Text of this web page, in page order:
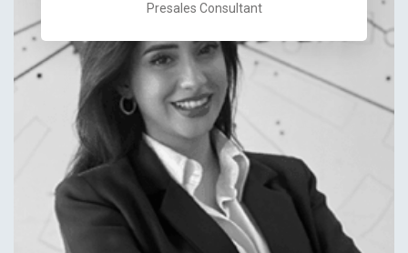
Presales Consultant